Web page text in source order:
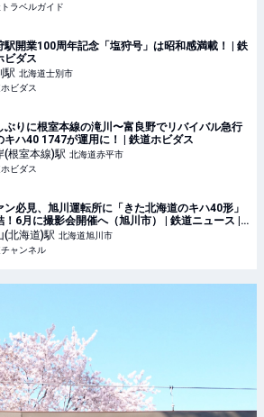
ラベルガイド
駅開業100周年記念「塩狩号」は昭和感満載！ | 鉄
ビダス
駅 北海道士別市
ビダス
ぶりに根室本線の滝川〜富良野でリバイバル急行
キハ40 1747が運用に！ | 鉄道ホビダス
(根室本線)駅 北海道赤平市
ビダス
ン必見、旭川運転所に「きた北海道のキハ40形」
！6月に撮影会開催へ（旭川市） | 鉄道ニュース |
チャンネル
(北海道)駅 北海道旭川市
ャンネル